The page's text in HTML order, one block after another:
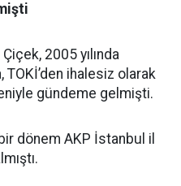
2005 yılında
TOKİ’den ihalesiz olarak
gündeme gelmişti.
dönem AKP İstanbul il